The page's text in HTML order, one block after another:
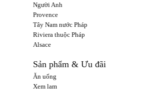
Người Anh
Provence
Tây Nam nước Pháp
Riviera thuộc Pháp
Alsace
Sản phẩm & Ưu đãi
Ăn uống
Xem lam